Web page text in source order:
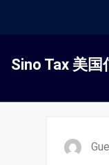
Sino Tax 美